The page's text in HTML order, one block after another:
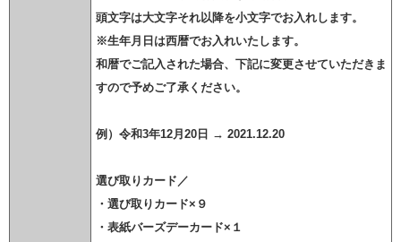
頭文字は大文字それ以降を小文字でお入れします。
※生年月日は西暦でお入れいたします。
和暦でご記入された場合、下記に変更させていただきま
すので予めご了承ください。
例）令和3年12月20日 → 2021.12.20
選び取りカード ／
・選び取りカード×９
・表紙バーズデーカード×１